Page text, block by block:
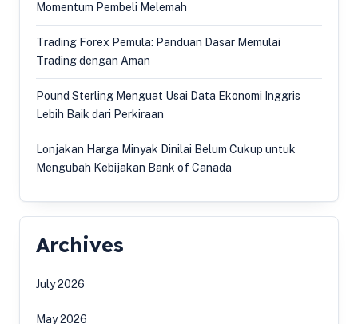
Momentum Pembeli Melemah
Trading Forex Pemula: Panduan Dasar Memulai
Trading dengan Aman
Pound Sterling Menguat Usai Data Ekonomi Inggris
Lebih Baik dari Perkiraan
Lonjakan Harga Minyak Dinilai Belum Cukup untuk
Mengubah Kebijakan Bank of Canada
Archives
July 2026
May 2026